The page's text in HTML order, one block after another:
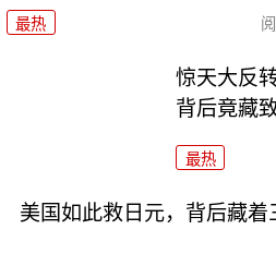
最热
惊天大反
背后竟藏
最热
美国如此救日元，背后藏着